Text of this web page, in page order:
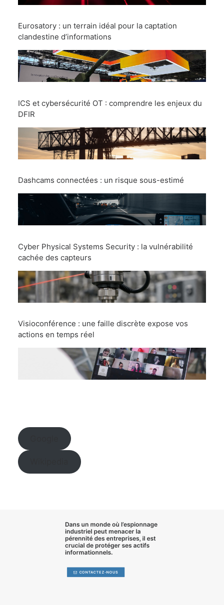
Eurosatory : un terrain idéal pour la captation
clandestine d’informations
ICS et cybersécurité OT : comprendre les enjeux du
DFIR
Dashcams connectées : un risque sous-estimé
Cyber Physical Systems Security : la vulnérabilité
cachée des capteurs
Visioconférence : une faille discrète expose vos
actions en temps réel
Dans un monde où l’espionnage
industriel peut menacer la
pérennité des entreprises, il est
crucial de protéger ses actifs
informationnels.
CONTACTEZ-NOUS